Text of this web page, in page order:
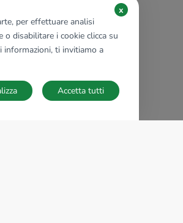
per effettuare analisi
o disabilitare i cookie clicca su
informazioni, ti invitiamo a
x
Accetta tutti